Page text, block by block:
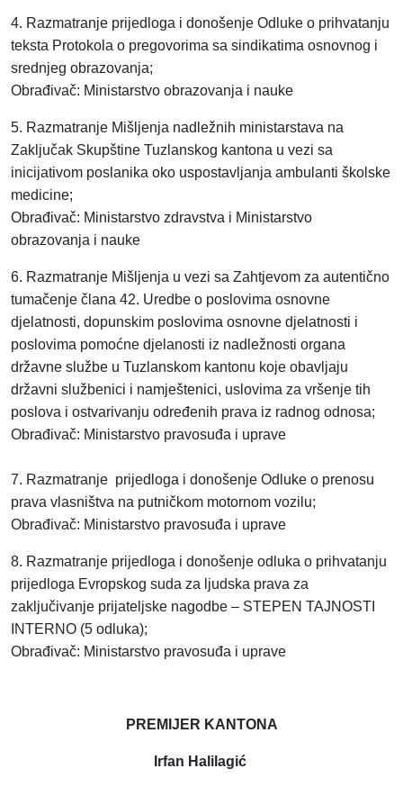
4. Razmatranje prijedloga i donošenje Odluke o prihvatanju
teksta Protokola o pregovorima sa sindikatima osnovnog i
srednjeg obrazovanja;
Obrađivač: Ministarstvo obrazovanja i nauke
5. Razmatranje Mišljenja nadležnih ministarstava na
Zaključak Skupštine Tuzlanskog kantona u vezi sa
inicijativom poslanika oko uspostavljanja ambulanti školske
medicine;
Obrađivač: Ministarstvo zdravstva i Ministarstvo
obrazovanja i nauke
6. Razmatranje Mišljenja u vezi sa Zahtjevom za autentično
tumačenje člana 42. Uredbe o poslovima osnovne
djelatnosti, dopunskim poslovima osnovne djelatnosti i
poslovima pomoćne djelanosti iz nadležnosti organa
državne službe u Tuzlanskom kantonu koje obavljaju
državni službenici i namještenici, uslovima za vršenje tih
poslova i ostvarivanju određenih prava iz radnog odnosa;
Obrađivač: Ministarstvo pravosuđa i uprave
7. Razmatranje prijedloga i donošenje Odluke o prenosu
prava vlasništva na putničkom motornom vozilu;
Obrađivač: Ministarstvo pravosuđa i uprave
8. Razmatranje prijedloga i donošenje odluka o prihvatanju
prijedloga Evropskog suda za ljudska prava za
zaključivanje prijateljske nagodbe – STEPEN TAJNOSTI
INTERNO (5 odluka);
Obrađivač: Ministarstvo pravosuđa i uprave
PREMIJER KANTONA
Irfan Halilagić